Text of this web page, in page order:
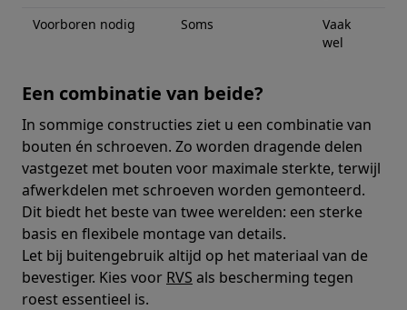
Voorboren nodig
Soms
Vaak
wel
Een combinatie van beide?
In sommige constructies ziet u een combinatie van
bouten én schroeven. Zo worden dragende delen
vastgezet met bouten voor maximale sterkte, terwijl
afwerkdelen met schroeven worden gemonteerd.
Dit biedt het beste van twee werelden: een sterke
basis en flexibele montage van details.
Let bij buitengebruik altijd op het materiaal van de
bevestiger. Kies voor RVS als bescherming tegen
roest essentieel is.